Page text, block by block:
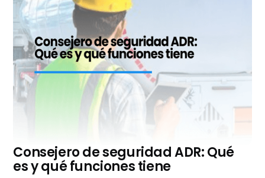
Consejero de seguridad ADR: Qué
es y qué funciones tiene